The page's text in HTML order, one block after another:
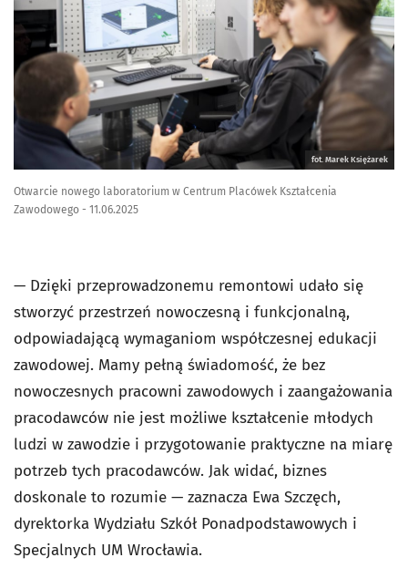
fot. Marek Księżarek
Otwarcie nowego laboratorium w Centrum Placówek Kształcenia
Zawodowego - 11.06.2025
— Dzięki przeprowadzonemu remontowi udało się
stworzyć przestrzeń nowoczesną i funkcjonalną,
odpowiadającą wymaganiom współczesnej edukacji
zawodowej. Mamy pełną świadomość, że bez
nowoczesnych pracowni zawodowych i zaangażowania
pracodawców nie jest możliwe kształcenie młodych
ludzi w zawodzie i przygotowanie praktyczne na miarę
potrzeb tych pracodawców. Jak widać, biznes
doskonale to rozumie — zaznacza Ewa Szczęch,
dyrektorka Wydziału Szkół Ponadpodstawowych i
Specjalnych UM Wrocławia.